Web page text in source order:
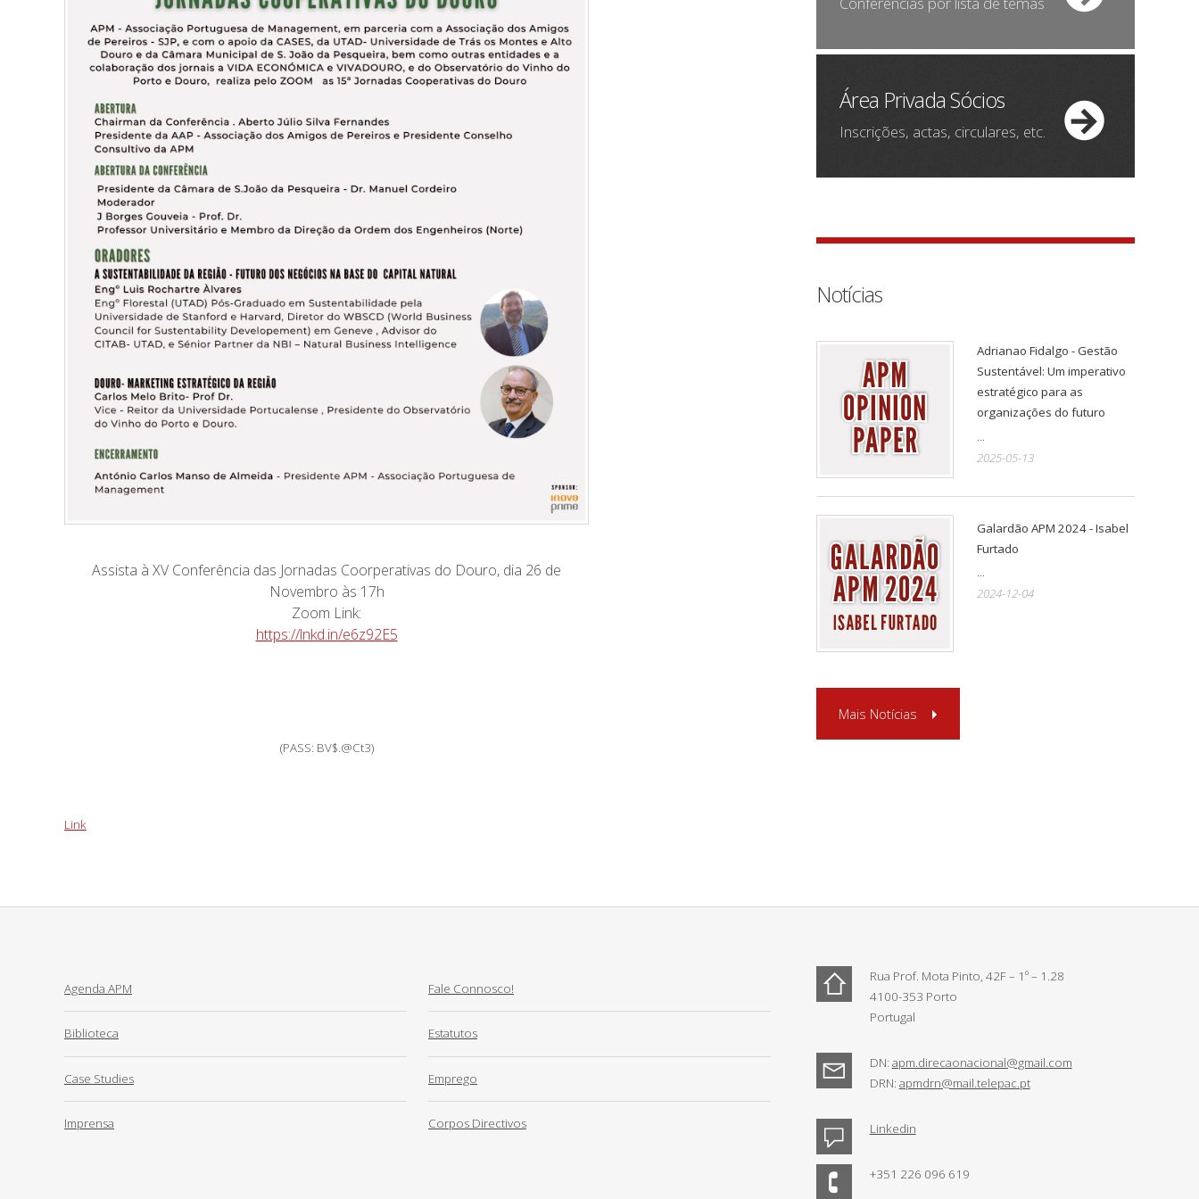
Assista à XV Conferência das Jornadas Coorperativas do Douro, dia 26 de
Novembro às 17h
Zoom Link:
https://lnkd.in/e6z92E5
(PASS: BV$.@Ct3)
Link
Área Privada Sócios
Inscrições, actas, circulares, etc.
Notícias
Adrianao Fidalgo - Gestão
Sustentável: Um imperativo
estratégico para as
organizações do futuro
2025-05-13
Galardão APM 2024 - Isabel
Furtado
...
2024-12-04
Mais Notícias
Agenda APM
Biblioteca
Case Studies
Imprensa
Fale Connosco!
Estatutos
Emprego
Corpos Directivos
Rua Prof. Mota Pinto, 42F – 1º – 1.28
4100-353 Porto
Portugal
DN: apm.direcaonacional@gmail.com
DRN: apmdrn@mail.telepac.pt
Linkedin
+351 226 096 619